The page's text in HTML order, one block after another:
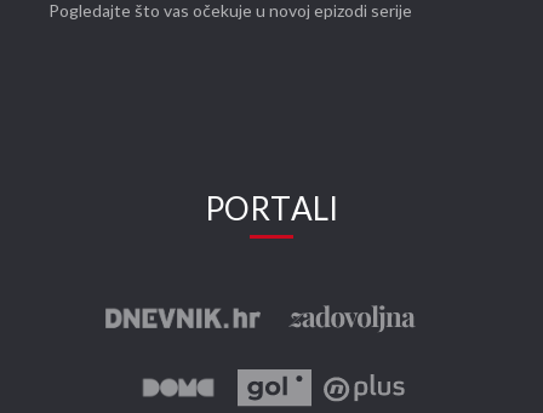
Pogledajte što vas očekuje u novoj epizodi serije
PORTALI